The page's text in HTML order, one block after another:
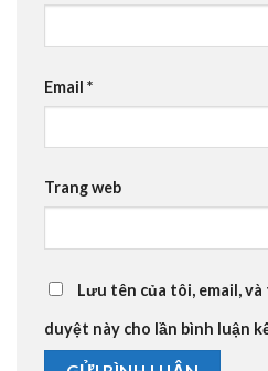
Email *
Trang web
Lưu tên của tôi, email,
duyệt này cho lần bình luận